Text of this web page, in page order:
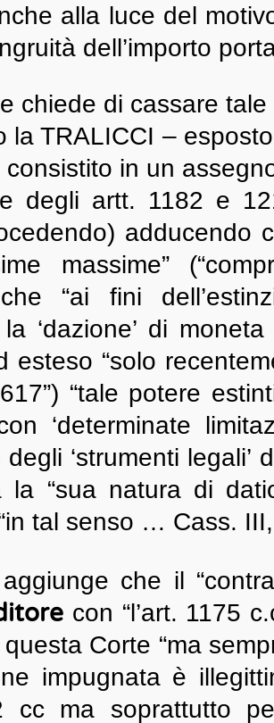
alla luce del
dell’importo
chiede di cassare
la TRALICCI –
consistito in un
degli artt. 1182 e
adducendo
massime”
“ai fini
la ‘dazione’ di
esteso “solo
“tale potere
‘determinate
degli ‘strumenti
la “sua natura di
tal senso … Cass.
che il
con “l’art. 1175
Corte “ma
impugnata è
cc ma soprattutto